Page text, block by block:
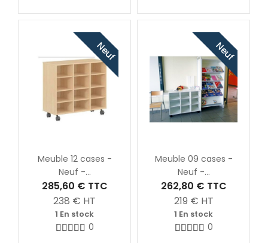
Neuf
Meuble 12 cases -
Neuf -...
285,60 € TTC
238 € HT
1 En stock
0
Neuf
Meuble 09 cases -
Neuf -...
262,80 € TTC
219 € HT
1 En stock
0